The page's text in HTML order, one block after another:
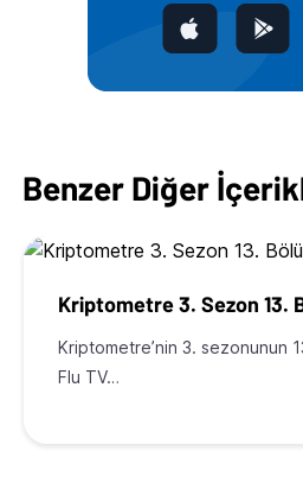
Benzer Diğer
Kriptometre 3. Sezon 13.
Kriptometre’nin 3. sezonunun
Flu TV…